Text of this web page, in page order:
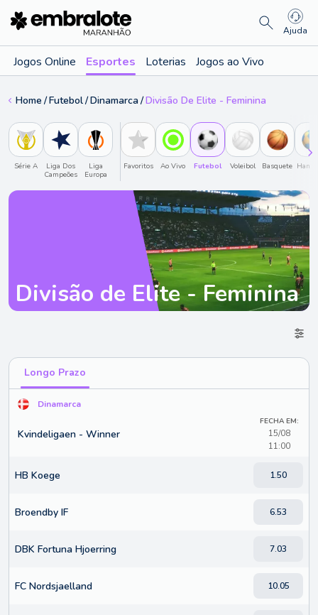
Ajuda
Jogos Online Esportes Loterias Jogos ao Vivo
Home Futebol Dinamarca Divisão De Elite - Feminina
Série A
Liga Dos
Campeões
Liga
Europa
Favoritos Ao Vivo Futebol Voleibol Basquete
Divisão de Elite - Feminina
Longo Prazo
Dinamarca
Kvindeligaen - Winner
FECHA EM:
11:00
15/08
HB Koege 1.50
Broendby IF 6.53
DBK Fortuna Hjoerring 7.03
FC Nordsjaelland 10.05